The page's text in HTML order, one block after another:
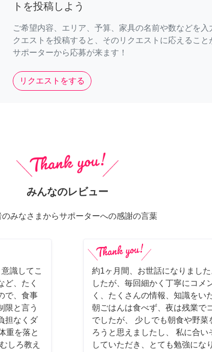
トを投稿しよう
ご希望内容、エリア、予算、家具の名前や数などを入
クエストを投稿すると、そのリクエストに応えること
サポーターから応募が来ます！
リクエストをする
みんなのレビュー
のみなさまからサポーターへの感謝の言葉
識してこ
ど、たく
で、食事
限と言う
担なくダ
重を落と
しろ教え
約1ヶ月間、お世話になりまし
したが、毎回細かく丁寧にコメ
く、たくさんの情報、知識をい
朝ごはんは食べず、夜は残業で
でしたが、 少しでも朝食や野
ろうと思えましたし、 私に合
していただき、とても勉強にな